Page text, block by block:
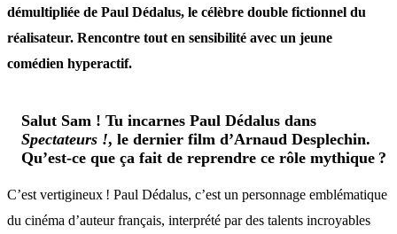
démultipliée de Paul Dédalus, le célèbre double fictionnel du
réalisateur. Rencontre tout en sensibilité avec un jeune
comédien hyperactif.
Salut Sam ! Tu incarnes Paul Dédalus dans
Spectateurs !, le dernier film d’Arnaud Desplechin.
Qu’est-ce que ça fait de reprendre ce rôle mythique ?
C’est vertigineux ! Paul Dédalus, c’est un personnage emblématique
du cinéma d’auteur français, interprété par des talents incroyables